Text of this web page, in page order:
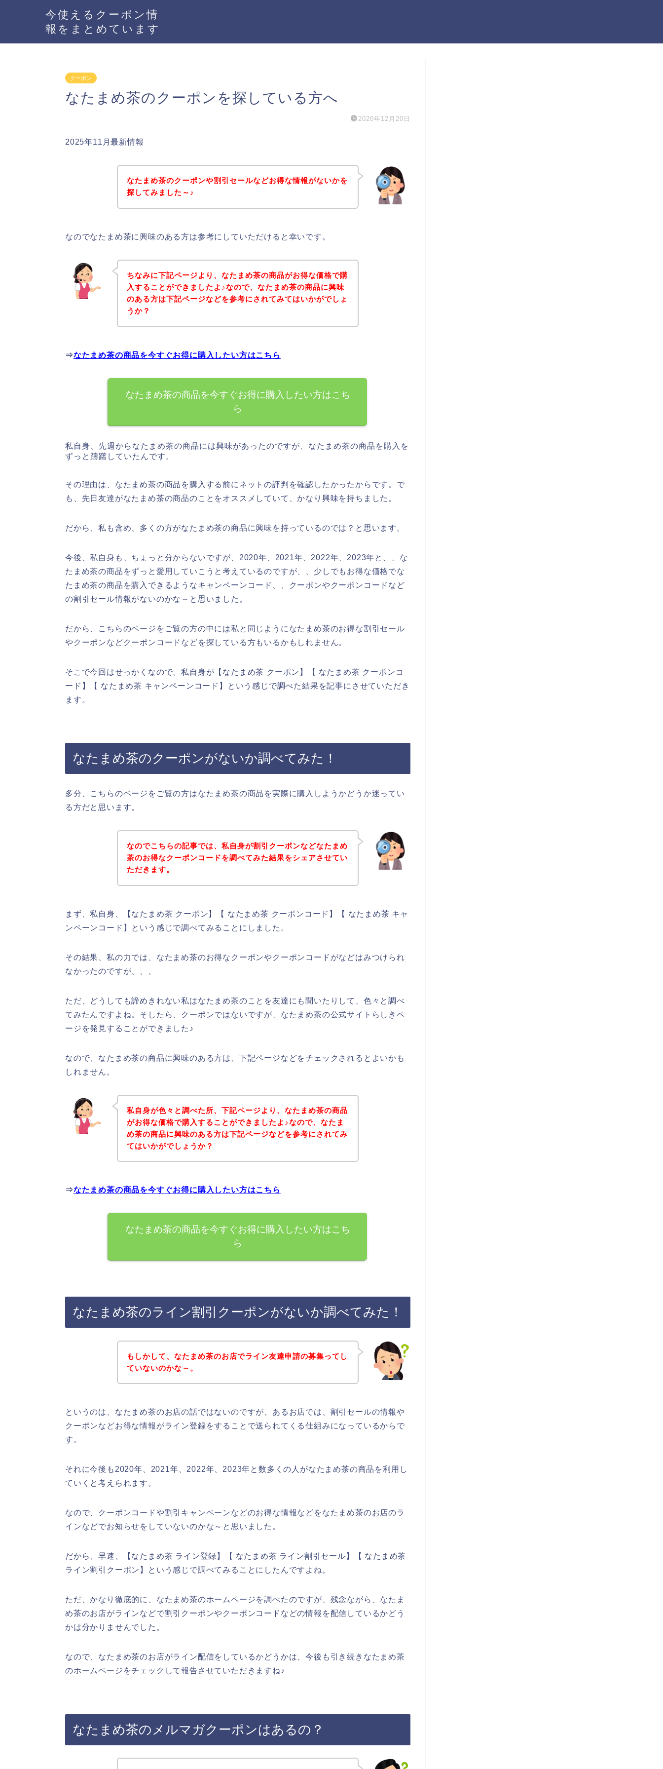
今使えるクーポン情
報をまとめています
クーポン
なたまめ茶のクーポンを探している方へ
2020年12月20日
2025年11月最新情報
なたまめ茶のクーポンや割引セールなどお得な情報がないかを
探してみました～♪
なのでなたまめ茶に興味のある方は参考にしていただけると幸いです。
ちなみに下記ページより、なたまめ茶の商品がお得な価格で購
入することができましたよ♪なので、なたまめ茶の商品に興味
のある方は下記ページなどを参考にされてみてはいかがでしょ
うか？
⇒なたまめ茶の商品を今すぐお得に購入したい方はこちら
なたまめ茶の商品を今すぐお得に購入したい方はこち
ら
私自身、先週からなたまめ茶の商品には興味があったのですが、なたまめ茶の商品を購入を
ずっと躊躇していたんです。
その理由は、なたまめ茶の商品を購入する前にネットの評判を確認したかったからです。で
も、先日友達がなたまめ茶の商品のことをオススメしていて、かなり興味を持ちました。
だから、私も含め、多くの方がなたまめ茶の商品に興味を持っているのでは？と思います。
今後、私自身も、ちょっと分からないですが、2020年、2021年、2022年、2023年と、、な
たまめ茶の商品をずっと愛用していこうと考えているのですが、、少しでもお得な価格でな
たまめ茶の商品を購入できるようなキャンペーンコード、、クーポンやクーポンコードなど
の割引セール情報がないのかな～と思いました。
だから、こちらのページをご覧の方の中には私と同じようになたまめ茶のお得な割引セール
やクーポンなどクーポンコードなどを探している方もいるかもしれません。
そこで今回はせっかくなので、私自身が【なたまめ茶 クーポン】【 なたまめ茶 クーポンコ
ード】【 なたまめ茶 キャンペーンコード】という感じで調べた結果を記事にさせていただき
ます。
なたまめ茶のクーポンがないか調べてみた！
多分、こちらのページをご覧の方はなたまめ茶の商品を実際に購入しようかどうか迷ってい
る方だと思います。
なのでこちらの記事では、私自身が割引クーポンなどなたまめ
茶のお得なクーポンコードを調べてみた結果をシェアさせてい
ただきます。
まず、私自身、【なたまめ茶 クーポン】【 なたまめ茶 クーポンコード】【 なたまめ茶 キャ
ンペーンコード】という感じで調べてみることにしました。
その結果、私の力では、なたまめ茶のお得なクーポンやクーポンコードがなどはみつけられ
なかったのですが、、、
ただ、どうしても諦めきれない私はなたまめ茶のことを友達にも聞いたりして、色々と調べ
てみたんですよね。そしたら、クーポンではないですが、なたまめ茶の公式サイトらしきペ
ージを発見することができました♪
なので、なたまめ茶の商品に興味のある方は、下記ページなどをチェックされるとよいかも
しれません。
私自身が色々と調べた所、下記ページより、なたまめ茶の商品
がお得な価格で購入することができましたよ♪なので、なたま
め茶の商品に興味のある方は下記ページなどを参考にされてみ
てはいかがでしょうか？
⇒なたまめ茶の商品を今すぐお得に購入したい方はこちら
なたまめ茶の商品を今すぐお得に購入したい方はこち
ら
なたまめ茶のライン割引クーポンがないか調べてみた！
もしかして、なたまめ茶のお店でライン友達申請の募集ってし
ていないのかな～。
というのは、なたまめ茶のお店の話ではないのですが、あるお店では、割引セールの情報や
クーポンなどお得な情報がライン登録をすることで送られてくる仕組みになっているからで
す。
それに今後も2020年、2021年、2022年、2023年と数多くの人がなたまめ茶の商品を利用し
ていくと考えられます。
なので、クーポンコードや割引キャンペーンなどのお得な情報などをなたまめ茶のお店のラ
インなどでお知らせをしていないのかな～と思いました。
だから、早速、【なたまめ茶 ライン登録】【 なたまめ茶 ライン割引セール】【 なたまめ茶
ライン割引クーポン】という感じで調べてみることにしたんですよね。
ただ、かなり徹底的に、なたまめ茶のホームページを調べたのですが、残念ながら、なたま
め茶のお店がラインなどで割引クーポンやクーポンコードなどの情報を配信しているかどう
かは分かりませんでした。
なので、なたまめ茶のお店がライン配信をしているかどうかは、今後も引き続きなたまめ茶
のホームページをチェックして報告させていただきますね♪
なたまめ茶のメルマガクーポンはあるの？